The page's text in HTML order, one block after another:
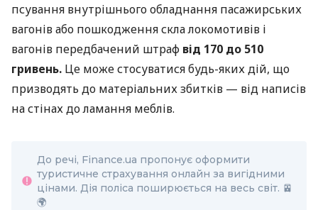
псування внутрішнього обладнання пасажирських
вагонів або пошкодження скла локомотивів і
вагонів передбачений штраф від 170 до 510
гривень. Це може стосуватися будь-яких дій, що
призводять до матеріальних збитків — від написів
на стінах до ламання меблів.
До речі, Finance.ua пропонує оформити
туристичне страхування онлайн за вигідними
цінами. Дія поліса поширюється на весь світ. 🚈
🌍